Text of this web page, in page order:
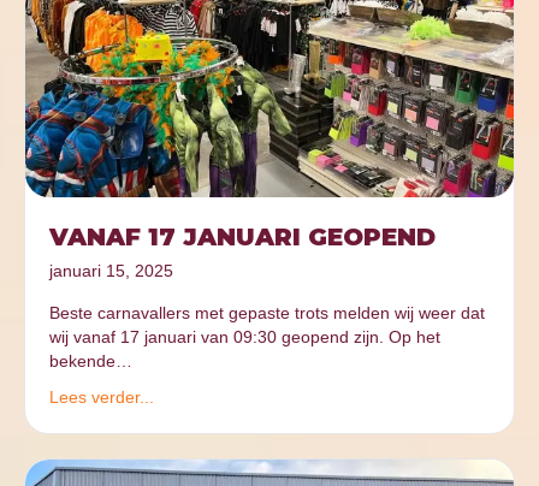
VANAF 17 JANUARI GEOPEND
januari 15, 2025
Beste carnavallers met gepaste trots melden wij weer dat
wij vanaf 17 januari van 09:30 geopend zijn. Op het
bekende…
Lees verder...